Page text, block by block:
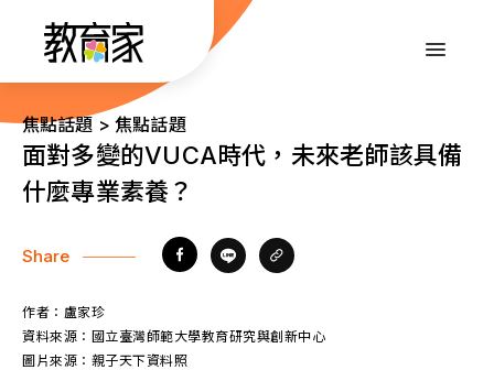
內
::: 焦點話題 > 焦點話題
面對多變的VUCA時代，未來老師該具備
什麼專業素養？
Share
作者： 盧家珍
資料來源： 國立臺灣師範大學教育研究與創新中心
圖片來源： 親子天下資料照